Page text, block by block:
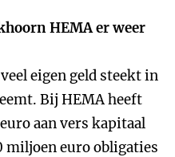
HEMA er weer
eigen geld steekt in
Bij HEMA heeft
aan vers kapitaal
miljoen euro obligaties